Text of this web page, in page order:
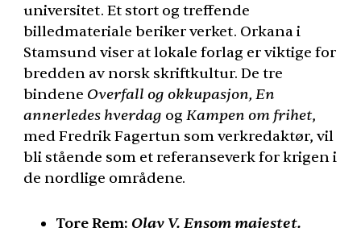
universitet. Et stort og treffende
billedmateriale beriker verket. Orkana i
Stamsund viser at lokale forlag er viktige for
bredden av norsk skriftkultur. De tre
bindene Overfall og okkupasjon, En
annerledes hverdag og Kampen om frihet,
med Fredrik Fagertun som verkredaktør, vil
bli stående som et referanseverk for krigen i
de nordlige områdene.
Tore Rem: Olav V. Ensom majestet.